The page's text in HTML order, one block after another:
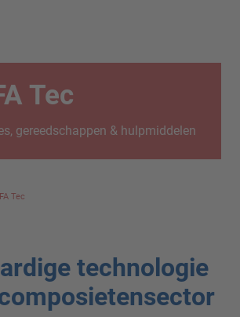
Tec
gereedschappen & hulpmiddelen
Tec
technologie